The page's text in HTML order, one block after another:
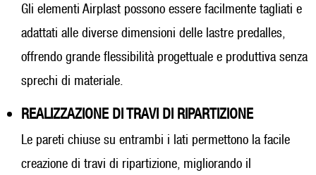
Gli elementi Airplast possono essere facilmente tagliati e
adattati alle diverse dimensioni delle lastre predalles,
offrendo grande flessibilità progettuale e produttiva senza
sprechi di materiale.
REALIZZAZIONE DI TRAVI DI RIPARTIZIONE
Le pareti chiuse su entrambi i lati permettono la facile
creazione di travi di ripartizione, migliorando il